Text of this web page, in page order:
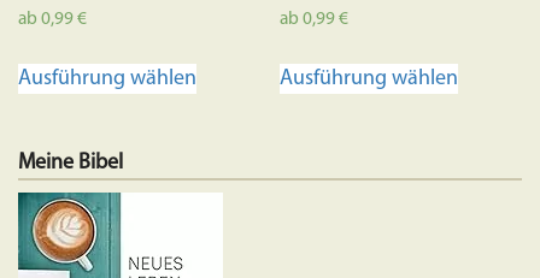
ab 0,99€
Ausführung wählen
Varianten
ab0,99€
Ausführung wählen
Meine Bibel